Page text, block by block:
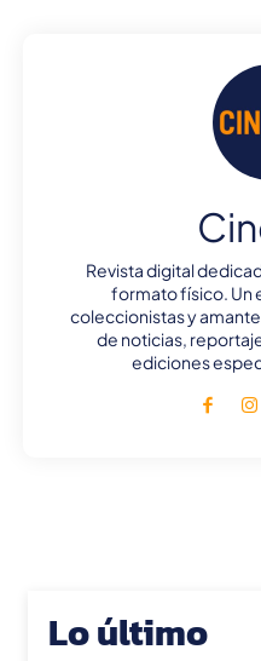
Revista digital
formato físico. Un
coleccionistas y
de noticias,
ediciones
Lo último